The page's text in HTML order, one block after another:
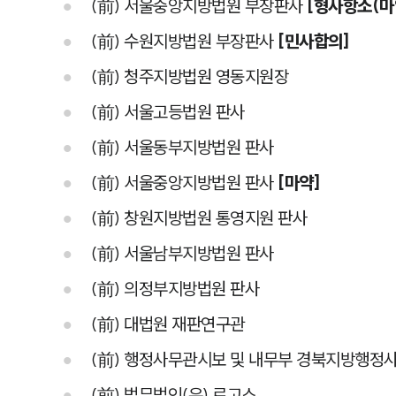
(前) 서울중앙지방법원 부장판사 [형사항소(
(前) 수원지방법원 부장판사 [민사합의]
(前) 청주지방법원 영동지원장
(前) 서울고등법원 판사
(前) 서울동부지방법원 판사
(前) 서울중앙지방법원 판사 [마약]
(前) 창원지방법원 통영지원 판사
(前) 서울남부지방법원 판사
(前) 의정부지방법원 판사
(前) 대법원 재판연구관
(前) 행정사무관시보 및 내무부 경북지방행정